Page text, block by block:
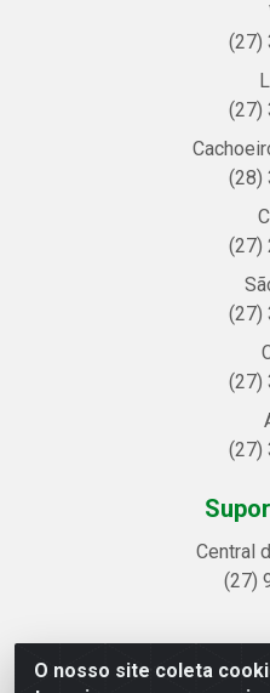
O nosso site coleta
(27)
(27)
(28)
(27)
(27)
(27)
(27)
Central
(27)
Linhavix Distribuidora